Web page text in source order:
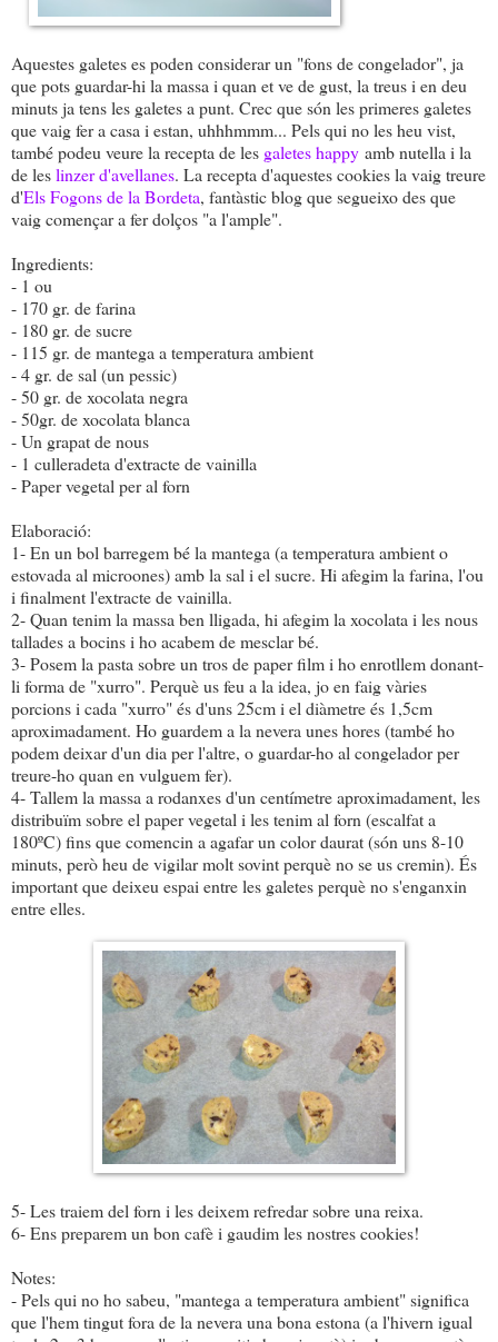
Aquestes galetes es poden considerar un "fons de congelador", ja
que pots guardar-hi la massa i quan et ve de gust, la treus i en deu
minuts ja tens les galetes a punt. Crec que són les primeres galetes
que vaig fer a casa i estan, uhhhmmm... Pels qui no les heu vist,
també podeu veure la recepta de les galetes happy amb nutella i la
de leslinzer d'avellanes. La recepta d'aquestes cookies la vaig treure
d'Els Fogons de la Bordeta, fantàstic blog que segueixo des que
vaig començar a fer dolços "a l'ample".
Ingredients:
- 1 ou
- 170 gr. de farina
- 180 gr. de sucre
- 115 gr. de mantega a temperatura ambient
- 4 gr. de sal (un pessic)
- 50 gr. de xocolata negra
- 50gr. de xocolata blanca
- Un grapat de nous
- 1 culleradeta d'extracte de vainilla
- Paper vegetal per al forn
Elaboració:
1- En un bol barregem bé la mantega (a temperatura ambient o
estovada al microones) amb la sal i el sucre. Hi afegim la farina, l'ou
i finalment l'extracte de vainilla.
2- Quan tenim la massa ben lligada, hi afegim la xocolata i les nous
tallades a bocins i ho acabem de mesclar bé.
3- Posem la pasta sobre un tros de paper film i ho enrotllem donant-
li forma de "xurro". Perquè us feu a la idea, jo en faig vàries
porcions i cada "xurro" és d'uns 25cm i el diàmetre és 1,5cm
aproximadament. Ho guardem a la nevera unes hores (també ho
podem deixar d'un dia per l'altre, o guardar-ho al congelador per
treure-ho quan en vulguem fer).
4- Tallem la massa a rodanxes d'un centímetre aproximadament, les
distribuïm sobre el paper vegetal i les tenim al forn (escalfat a
180ºC) fins que comencin a agafar un color daurat (són uns 8-10
minuts, però heu de vigilar molt sovint perquè no se us cremin). És
important que deixeu espai entre les galetes perquè no s'enganxin
entre elles.
5- Les traiem del forn i les deixem refredar sobre una reixa.
6- Ens preparem un bon cafè i gaudim les nostres cookies!
Notes:
- Pels qui no ho sabeu, "mantega a temperatura ambient" significa
que l'hem tingut fora de la nevera una bona estona (a l'hivern igual